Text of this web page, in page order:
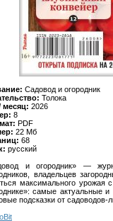
Садовод и огородник
Толока
месяц: 2026
8
PDF
22 Мб
68
русский
и огородник» —
владельцев
максимального
самые актуальные
подсказки от садоводов-